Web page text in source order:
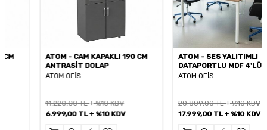
ATOM - CAM KAPAKLI 190 CM
ANTRASİT DOLAP
ATOM OFİS
TL %10 KDV
TL %10 KDV
ATOM - SES YALITIMLI
DATAPORTLU MDF 4'LÜ ÇOKLU
ÇALIŞMA MASASI
ATOM OFİS
20.809,00TL %10 KDV
TL %10 KDV